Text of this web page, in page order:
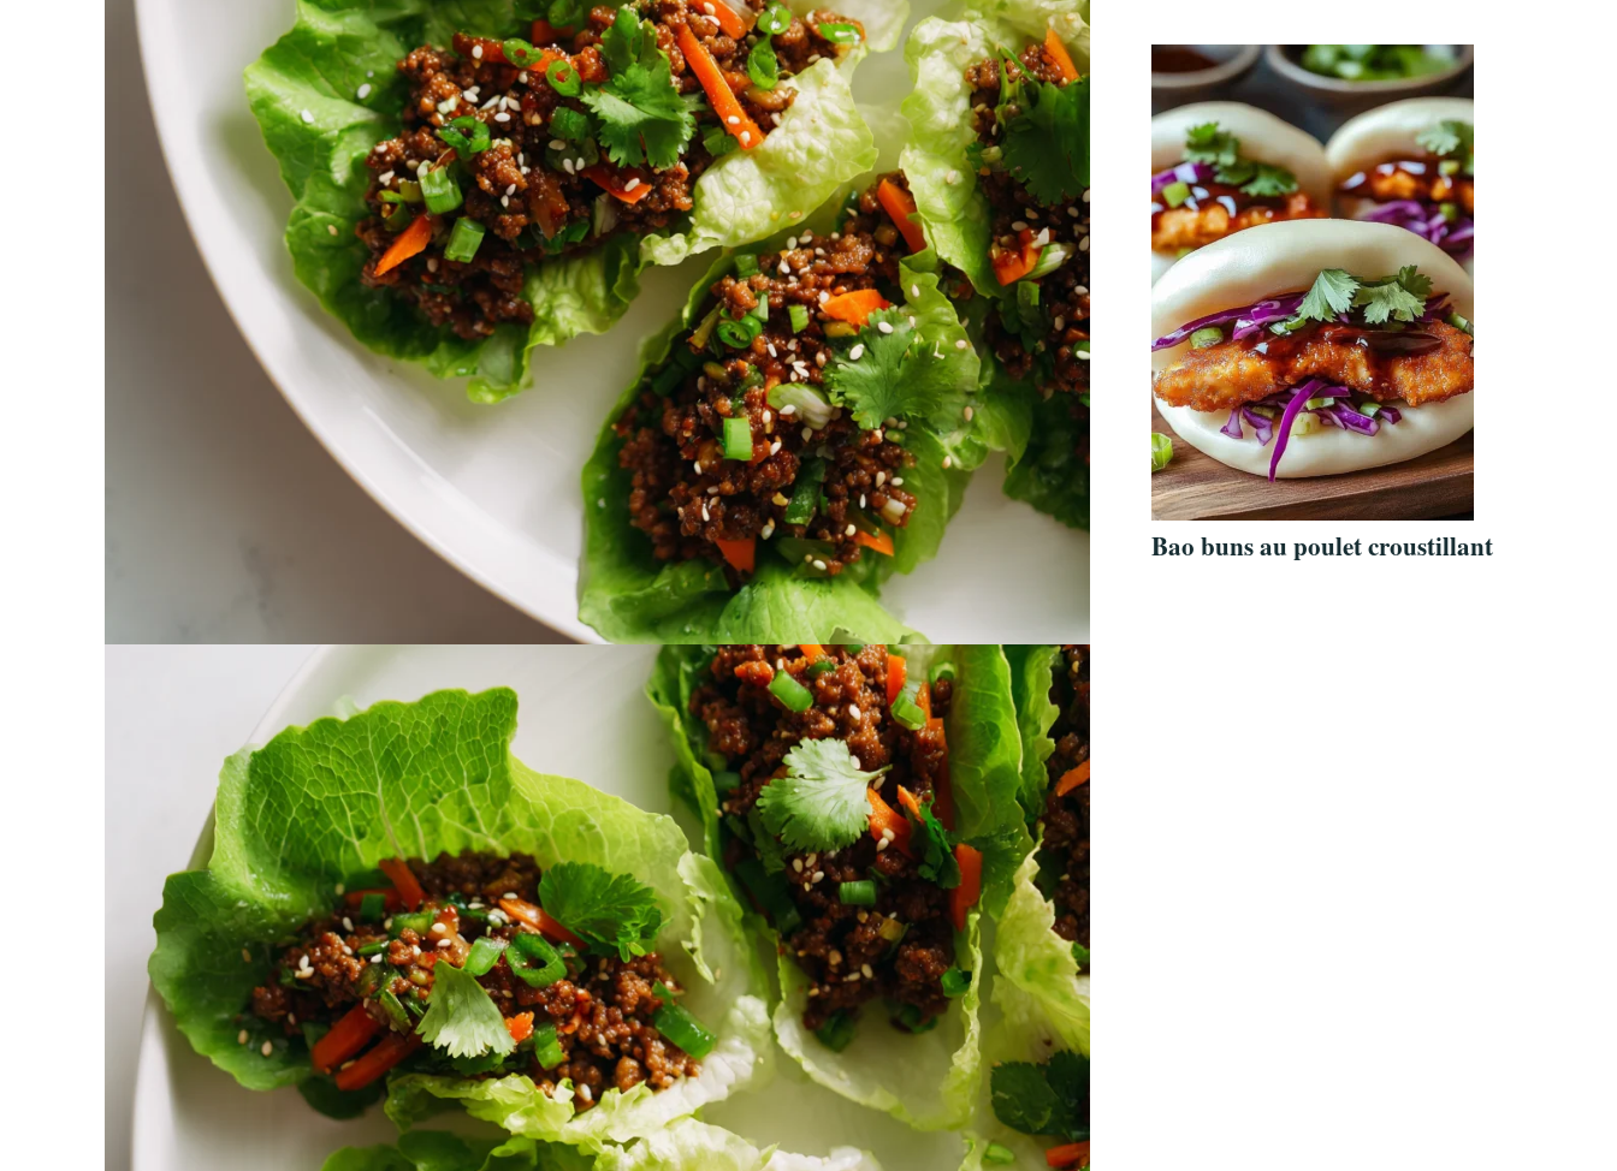
Bao buns au poulet croustillant